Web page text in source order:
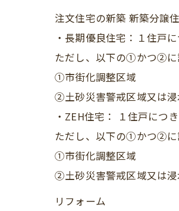
注文住宅の新築 新築分譲
・長期優良住宅：１住戸
ただし、以下の①かつ②に
①市街化調整区域
②土砂災害警戒区域又は浸
・ZEH住宅： １住戸につ
ただし、以下の①かつ②に
①市街化調整区域
②土砂災害警戒区域又は浸
リフォーム